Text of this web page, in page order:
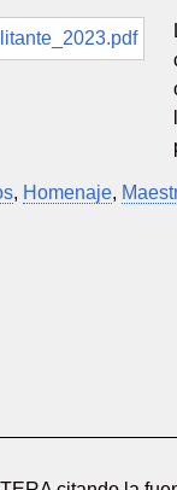
, Homenaje,